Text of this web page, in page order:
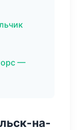
—
на-